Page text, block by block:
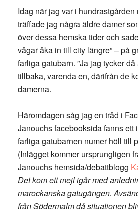
Idag när jag var i
träffade jag några äldre damer
över dessa hemska tider och
vågar åka in till city längre” – på
farliga gatubarn. ”Ja jag tycker
tillbaka, varenda en, därifrån de
damerna.
Häromdagen såg jag en tråd i
Janouchs facebooksida fanns ett
farliga gatubarnen numer höll till
(Inlägget kommer ursprungligen
Janouchs hemsida/debattblogg
Det kom ett mejl igår med
marockanska gatugängen.
från Södermalm då situationen